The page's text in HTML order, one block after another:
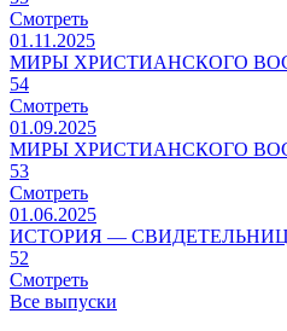
Смотреть
01.11.2025
МИРЫ ХРИСТИАНСКОГО
54
Смотреть
01.09.2025
МИРЫ ХРИСТИАНСКОГО
53
Смотреть
01.06.2025
ИСТОРИЯ —
52
Смотреть
Все выпуски